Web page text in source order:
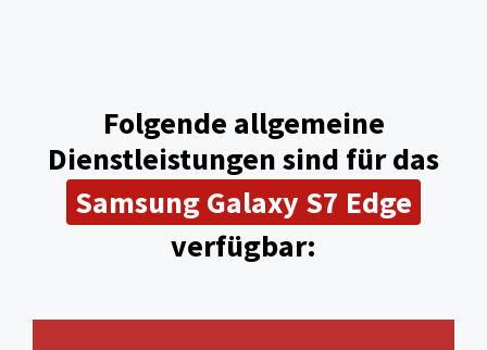
Folgende allgemeine
Dienstleistungen sind für das
Samsung Galaxy S7 Edge
verfügbar: